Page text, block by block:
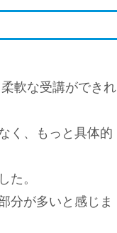
軟な受講ができれ
く、もっと具体的
た。
分が多いと感じま